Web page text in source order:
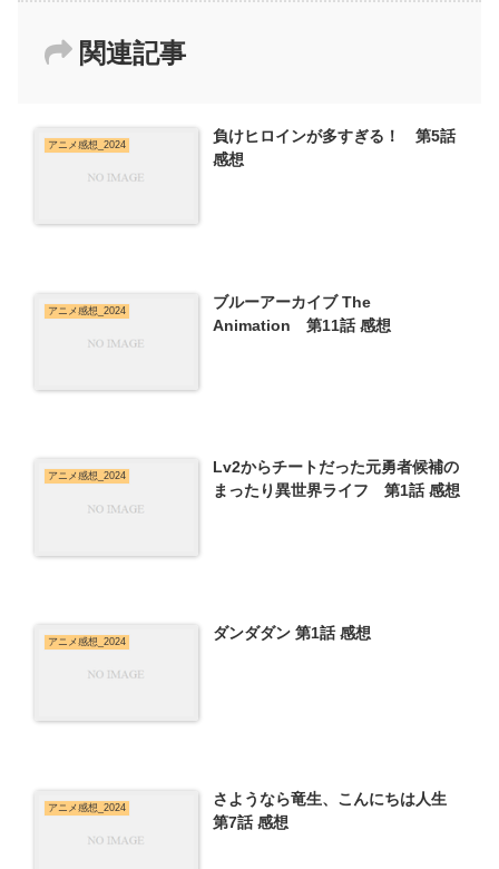
関連記事
アニメ感想_2024
負けヒロインが多すぎる！ 第5話
感想
アニメ感想_2024
ブルーアーカイブ The
Animation 第11話 感想
アニメ感想_2024
Lv2からチートだった元勇者候補の
まったり異世界ライフ 第1話 感想
アニメ感想_2024 ダンダダン 第1話 感想
アニメ感想_2024
さようなら竜生、こんにちは人生
第7話 感想